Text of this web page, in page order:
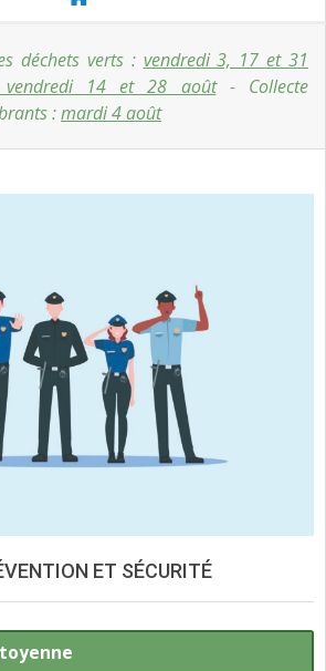
déchets verts : vendredi 3, 17 et 31
14 et 28 août- Collecte
:mardi 4 août
ET SÉCURITÉ